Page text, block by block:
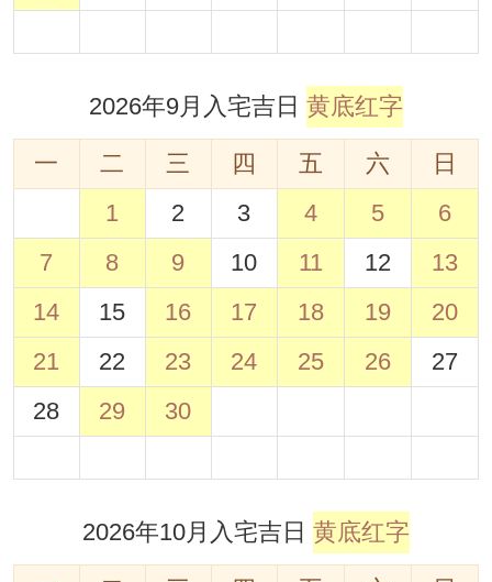
2026年9月入宅吉日 黄底红字
一 二 三 四 五 六
日
1
2 3 4 5
6
7
8 9 10 11 12
13
14
15 16 17 18 19
20
21
22 23 24 25 26
27
28
29 30
2026年10月入宅吉日 黄底红字